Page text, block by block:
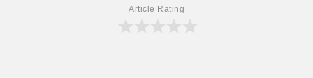
Article Rating